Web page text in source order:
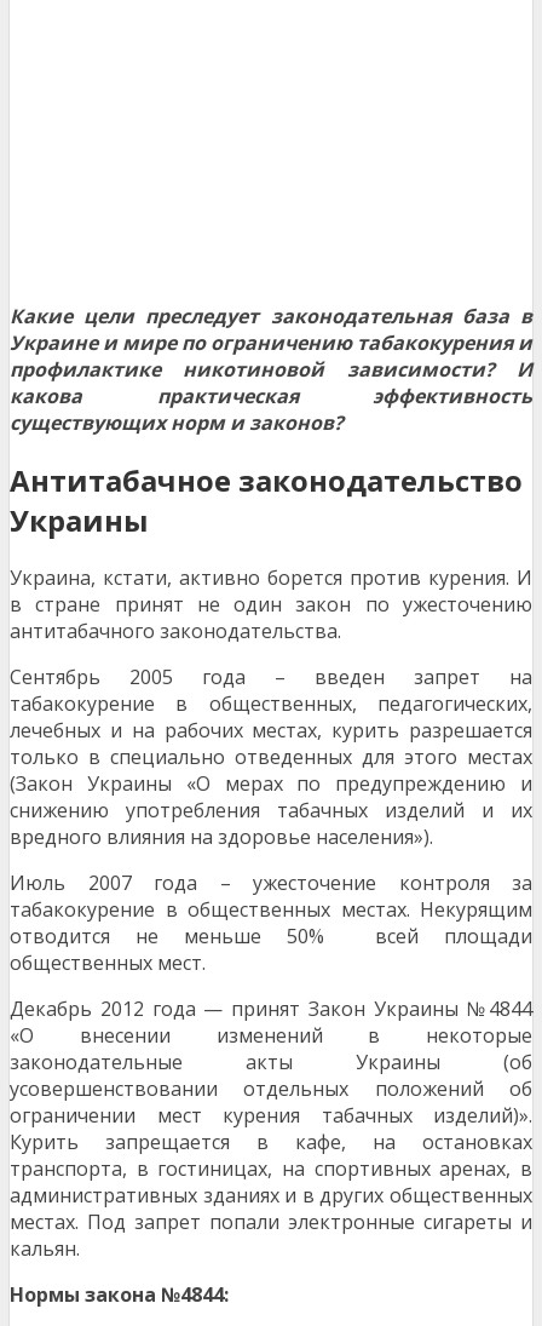
Какие цели преследует законодательная база в
Украине и мире по ограничению табакокурения и
профилактике никотиновой зависимости? И
какова практическая эффективность
существующих норм и законов?
Антитабачное законодательство
Украины
Украина, кстати, активно борется против курения. И
в стране принят не один закон по ужесточению
антитабачного законодательства.
Сентябрь 2005 года – введен запрет на
табакокурение в общественных, педагогических,
лечебных и на рабочих местах, курить разрешается
только в специально отведенных для этого местах
(Закон Украины «О мерах по предупреждению и
снижению употребления табачных изделий и их
вредного влияния на здоровье населения»).
Июль 2007 года – ужесточение контроля за
табакокурение в общественных местах. Некурящим
отводится не меньше 50% всей площади
общественных мест.
Декабрь 2012 года — принят Закон Украины №4844
«О внесении изменений в некоторые
законодательные акты Украины (об
усовершенствовании отдельных положений об
ограничении мест курения табачных изделий)».
Курить запрещается в кафе, на остановках
транспорта, в гостиницах, на спортивных аренах, в
административных зданиях и в других общественных
местах. Под запрет попали электронные сигареты и
кальян.
Нормы закона №4844: